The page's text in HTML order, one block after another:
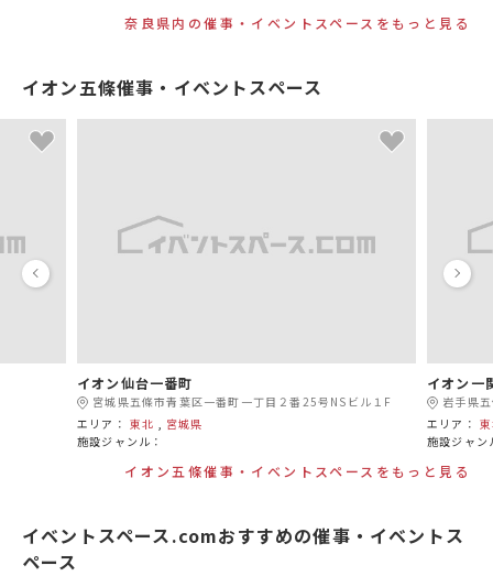
奈良県内の催事・イベントスペースをもっと見る
イオン五條催事・イベントスペース
イオン仙台一番町
宮城県五條市青葉区一番町一丁目２番25号NSビル１F
エリア： 東北
宮城県
施設ジャンル：
イオン一
岩手県
エリア：
施設ジャン
イオン五條催事・イベントスペースをもっと見る
イベントスペース.comおすすめの催事・イベントス
ペース